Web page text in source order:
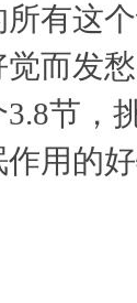
有这
而发
节，
用的